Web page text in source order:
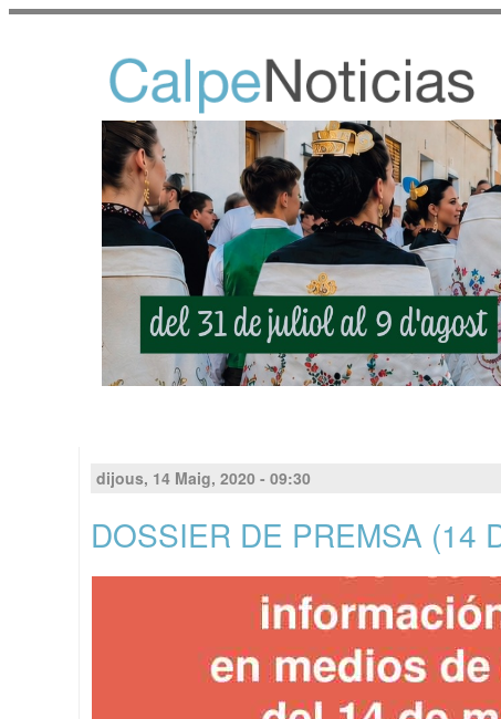
dijous, 14 Maig, 2020 - 09:30
DOSSIER DE PREMSA (14